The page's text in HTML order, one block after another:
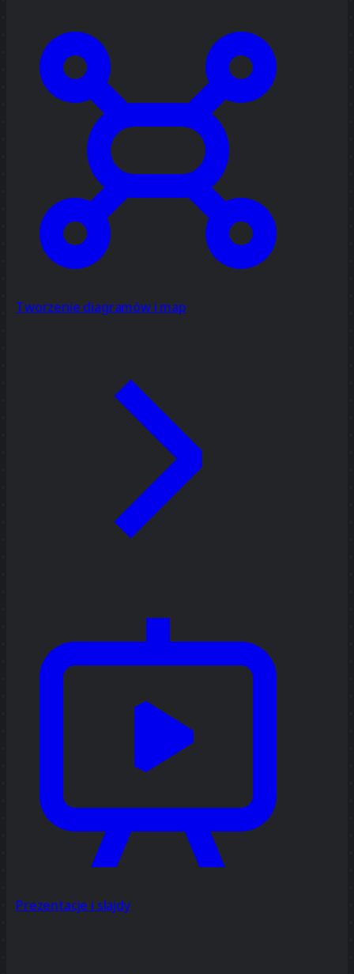
Tworzenie diagramów i map
Prezentacje i slajdy